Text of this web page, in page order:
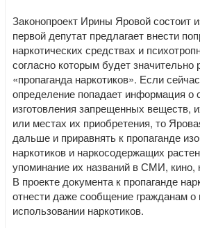
Законопроект Ирины Яровой состоит
первой депутат предлагает внести
наркотических средствах и
согласно которым будет значительно
«пропаганда наркотиков». Если
определение попадает информация о
изготовления запрещенных веществ,
или местах их приобретения, то
дальше и приравнять к пропаганде
наркотиков и наркосодержащих
упоминание их названий в СМИ, кино,
В проекте документа к пропаганде
отнести даже сообщение гражданам
использовании наркотиков.